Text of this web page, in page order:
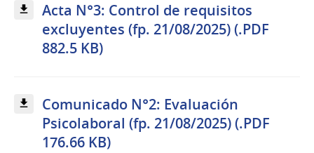
Acta N°3: Control de requisitos
excluyentes (fp. 21/08/2025) (.PDF
882.5 KB)
Comunicado N°2: Evaluación
Psicolaboral (fp. 21/08/2025) (.PDF
176.66 KB)